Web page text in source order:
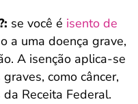
se você é isento de
a uma doença grave,
A isenção aplica-se
como câncer,
Receita Federal.